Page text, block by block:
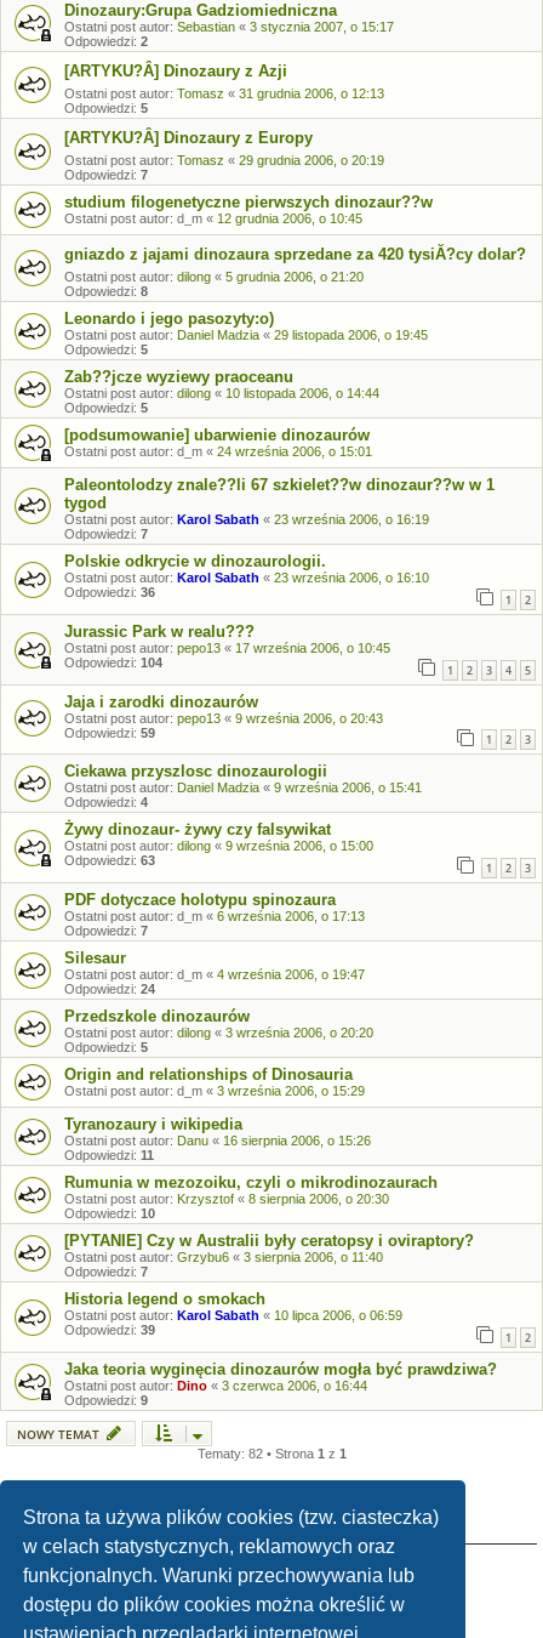
Strona ta używa plików cookies (tzw. ciasteczka)
w celach statystycznych, reklamowych oraz
funkcjonalnych. Warunki przechowywania lub
dostępu do plików cookies można określić w
ustawieniach przeglądarki internetowej.
Dinozaury:Grupa Gadziomiedniczna
Ostatni post autor: Sebastian « 3 stycznia 2007, o 15:17
Odpowiedzi: 2
[ARTYKU?Â] Dinozaury z Azji
Ostatni post autor: Tomasz « 31 grudnia 2006, o 12:13
Odpowiedzi: 5
[ARTYKU?Â] Dinozaury z Europy
Ostatni post autor: Tomasz « 29 grudnia 2006, o 20:19
Odpowiedzi: 7
studium filogenetyczne pierwszych dinozaur??w
Ostatni post autor: d_m « 12 grudnia 2006, o 10:45
gniazdo z jajami dinozaura sprzedane za 420 tysiĂ?cy dolar?
Ostatni post autor: dilong « 5 grudnia 2006, o 21:20
Odpowiedzi: 8
Leonardo i jego pasozyty:o)
Ostatni post autor: Daniel Madzia « 29 listopada 2006, o 19:45
Odpowiedzi: 5
Zab??jcze wyziewy praoceanu
Ostatni post autor: dilong « 10 listopada 2006, o 14:44
Odpowiedzi: 5
[podsumowanie] ubarwienie dinozaurów
Ostatni post autor: d_m « 24 września 2006, o 15:01
Paleontolodzy znale??li 67 szkielet??w dinozaur??w w 1
tygod
Ostatni post autor: Karol Sabath « 23 września 2006, o 16:19
Odpowiedzi: 7
Polskie odkrycie w dinozaurologii.
Ostatni post autor: Karol Sabath « 23 września 2006, o 16:10
Odpowiedzi: 36 1 2
Jurassic Park w realu???
Ostatni post autor: pepo13 « 17 września 2006, o 10:45
Odpowiedzi: 104 1 2 3 4 5
Jaja i zarodki dinozaurów
Ostatni post autor: pepo13 « 9 września 2006, o 20:43
Odpowiedzi: 59 1 2 3
Ciekawa przyszlosc dinozaurologii
Ostatni post autor: Daniel Madzia « 9 września 2006, o 15:41
Odpowiedzi: 4
Żywy dinozaur- żywy czy falsywikat
Ostatni post autor: dilong « 9 września 2006, o 15:00
Odpowiedzi: 63 1 2 3
PDF dotyczace holotypu spinozaura
Ostatni post autor: d_m « 6 września 2006, o 17:13
Odpowiedzi: 7
Silesaur
Ostatni post autor: d_m « 4 września 2006, o 19:47
Odpowiedzi: 24
Przedszkole dinozaurów
Ostatni post autor: dilong « 3 września 2006, o 20:20
Odpowiedzi: 5
Origin and relationships of Dinosauria
Ostatni post autor: d_m « 3 września 2006, o 15:29
Tyranozaury i wikipedia
Ostatni post autor: Danu « 16 sierpnia 2006, o 15:26
Odpowiedzi: 11
Rumunia w mezozoiku, czyli o mikrodinozaurach
Ostatni post autor: Krzysztof « 8 sierpnia 2006, o 20:30
Odpowiedzi: 10
[PYTANIE] Czy w Australii były ceratopsy i oviraptory?
Ostatni post autor: Grzybu6 « 3 sierpnia 2006, o 11:40
Odpowiedzi: 7
Historia legend o smokach
Ostatni post autor: Karol Sabath « 10 lipca 2006, o 06:59
Odpowiedzi: 39 1 2
Jaka teoria wyginęcia dinozaurów mogła być prawdziwa?
Ostatni post autor: Dino « 3 czerwca 2006, o 16:44
Odpowiedzi: 9
NOWY TEMAT
Tematy: 82 • Strona 1 z 1
Nie możesztworzyć nowych tematów
Nie możeszodpowiadać w tematach
Nie możesz
zmieniać swoich postów
Nie możeszusuwać swoich postów
Nie możesz
dodawać załączników